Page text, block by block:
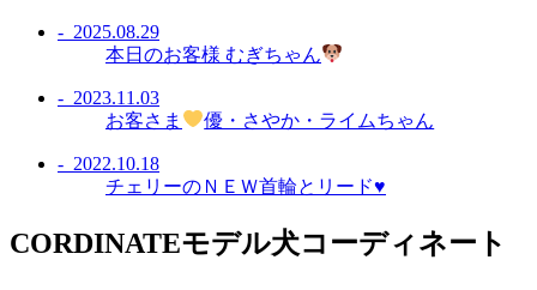
- 2025.08.29
本日のお客様 むぎちゃん
- 2023.11.03
お客さま
優・さやか・ライムちゃん
- 2022.10.18
チェリーのＮＥＷ首輪とリード♥
CORDINATEモデル犬コーディネート